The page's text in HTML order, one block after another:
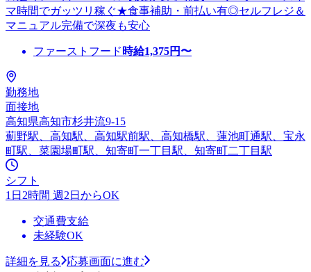
マ時間でガッツリ稼ぐ★食事補助・前払い有◎セルフレジ＆
マニュアル完備で深夜も安心
ファーストフード 時給1,375円〜
勤務地
面接地
高知県高知市杉井流9-15
薊野駅、高知駅、高知駅前駅、高知橋駅、蓮池町通駅、宝永
町駅、菜園場町駅、知寄町一丁目駅、知寄町二丁目駅
シフト
1日2時間 週2日からOK
交通費支給
未経験OK
詳細を見る
応募画面に進む